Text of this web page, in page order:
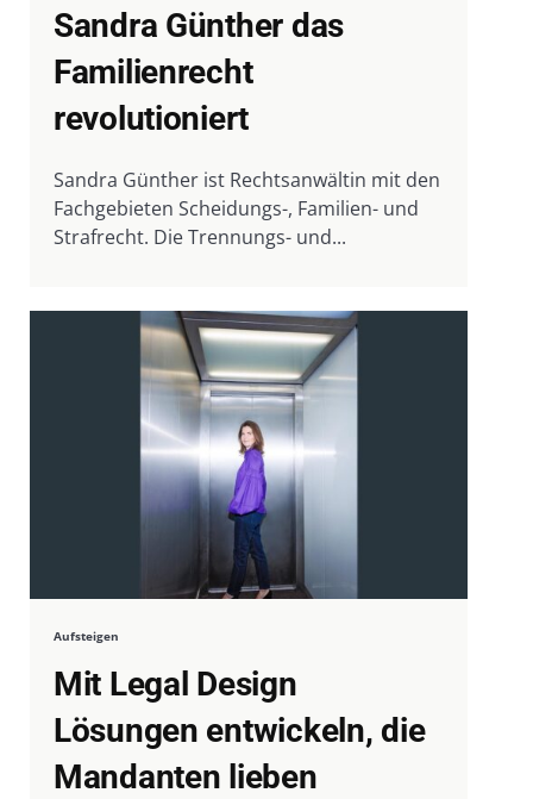
Sandra Günther das
Familienrecht
revolutioniert
Sandra Günther ist Rechtsanwältin mit den
Fachgebieten Scheidungs-, Familien- und
Strafrecht. Die Trennungs- und...
Aufsteigen
Mit Legal Design
Lösungen entwickeln, die
Mandanten lieben